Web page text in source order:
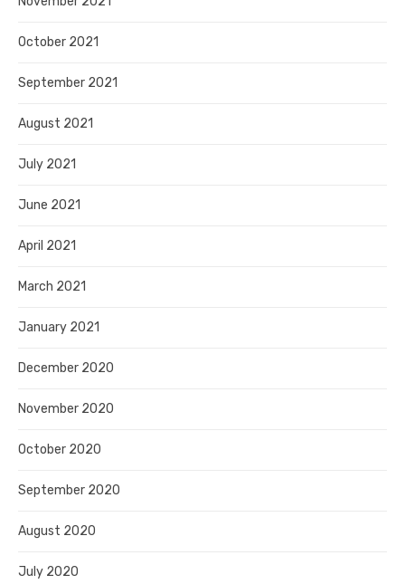
October 2021
September 2021
August 2021
July 2021
June 2021
April 2021
March 2021
January 2021
December 2020
November 2020
October 2020
September 2020
August 2020
July 2020